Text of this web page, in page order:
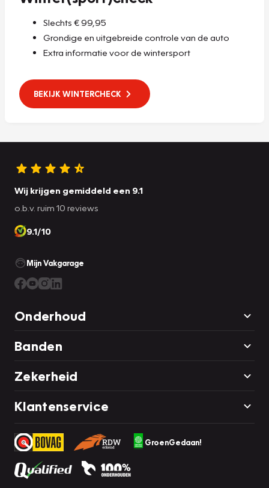
Slechts € 99,95
Grondige en uitgebreide controle van de auto
Extra informatie voor de wintersport
BEKIJK WINTERCHECK
Wij krijgen gemiddeld een 9.1
o.b.v. ruim 10 reviews
9.1/10
Mijn Vakgarage
Onderhoud
Banden
Zekerheid
Klantenservice
GroenGedaan!